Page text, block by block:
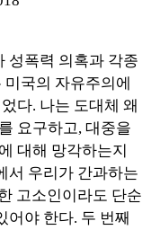
성폭력 의혹과 각종
국의 자유주의에
다. 나는 도대체 왜
요구하고, 대중을
대해 망각하는지
서 우리가 간과하는
고소인이라도 단순
어야 한다. 두 번째